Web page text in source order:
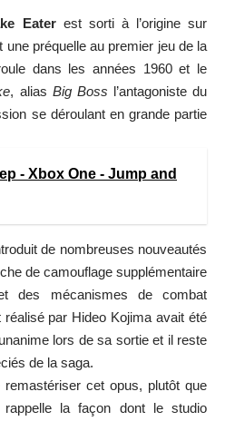
Eaterest sorti à l’origine sur
une préquelle au premier jeu de la
dans les années 1960 et le
, alias Big Boss l’antagoniste du
se déroulant en grande partie
- Xbox One - Jump and
de nombreuses nouveautés
de camouflage supplémentaire
des mécanismes de combat
par Hideo Kojima avait été
lors de sa sortie et il reste
de la saga.
remastériser cet opus, plutôt que
la façon dont le studio